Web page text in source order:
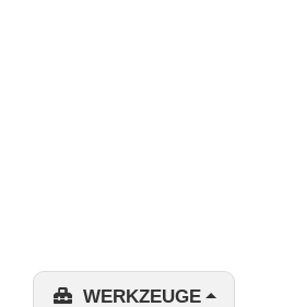
WERKZEUGE